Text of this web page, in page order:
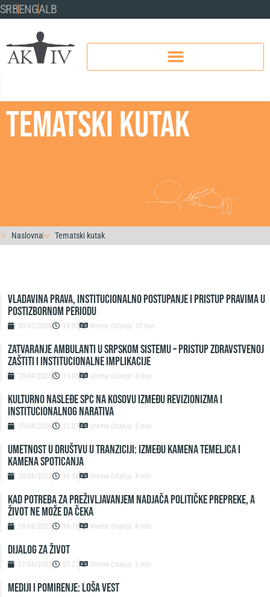
SRBENGALB
TEMATSKI KUTAK
Naslovna Tematski kutak
Vladavina prava, institucionalno postupanje i pristup pravima u
postizbornom periodu
30/07/2026 10:03 Vreme čitanja: 10 min
Zatvaranje ambulanti u srpskom sistemu – pristup zdravstvenoj
zaštiti i institucionalne implikacije
29/04/2026 13:05 Vreme čitanja: 4 min
Kulturno nasleđe SPC na Kosovu između revizionizma i
institucionalnog narativa
05/04/2026 12:07 Vreme čitanja: 5 min
UMETNOST U DRUŠTVU U TRANZICIJI: IZMEĐU KAMENA TEMELJCA I
KAMENA SPOTICANJA
30/06/2022 16:56 Vreme čitanja: 4 min
KAD POTREBA ZA PREŽIVLJAVANJEM NADJAČA POLITIČKE PREPREKE, A
ŽIVOT NE MOŽE DA ČEKA
29/06/2022 16:16 Vreme čitanja: 4 min
DIJALOG ZA ŽIVOT
27/06/2022 07:27 Vreme čitanja: 5 min
MEDIJI I POMIRENJE: LOŠA VEST